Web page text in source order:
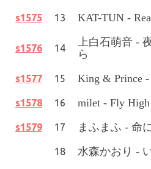
s1575 13 KAT-TUN -
s1576 14
上白石萌音 -
ら
s1577 15 King & Prince
s1578 16 milet - Fly High
s1579 17 まふまふ - 命
18 水森かおり -